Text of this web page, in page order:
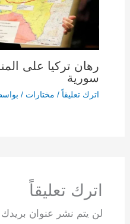
رهان تركيا على
سورية
اترك تعليقاً / مختارات /
اترك تعليقاً
لن يتم نشر عنوان بريدك